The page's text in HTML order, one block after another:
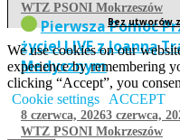
WTZ PSONI Mokrzeszów
Pierwsza Pomoc
życie! LIVE z Joanną
Medycznym
8 czerwca, 20263 czerwca,
WTZ PSONI Mokrzeszów
Bez utworów
We use cookies on our
experience by remembering
clicking “Accept”, you
Cookie settings
ACCEPT